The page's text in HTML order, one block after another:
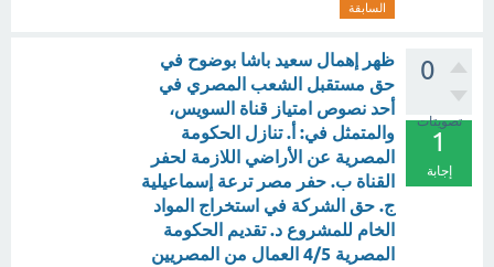
السابقة
0
تصويتات
1
إجابة
ظهر إهمال سعيد باشا بوضوح في
حق مستقبل الشعب المصري في
أحد نصوص امتياز قناة السويس،
والمتمثل في: أ. تنازل الحكومة
المصرية عن الأراضي اللازمة لحفر
القناة ب. حفر مصر ترعة إسماعيلية
ج. حق الشركة في استخراج المواد
الخام للمشروع د. تقديم الحكومة
المصرية 4/5 العمال من المصريين